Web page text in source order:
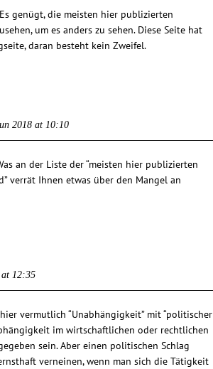
genügt, die meisten hier publizierten
um es anders zu sehen. Diese Seite hat
daran besteht kein Zweifel.
2018 at 10:10
an der Liste der “meisten hier publizierten
verrät Ihnen etwas über den Mangel an
12:35
vermutlich “Unabhängigkeit” mit “politischer
im wirtschaftlichen oder rechtlichen
sein. Aber einen politischen Schlag
verneinen, wenn man sich die Tätigkeit